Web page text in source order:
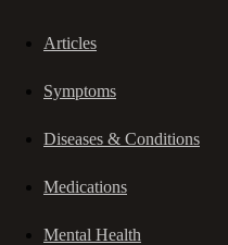
Articles
Symptoms
Diseases & Conditions
Medications
Mental Health